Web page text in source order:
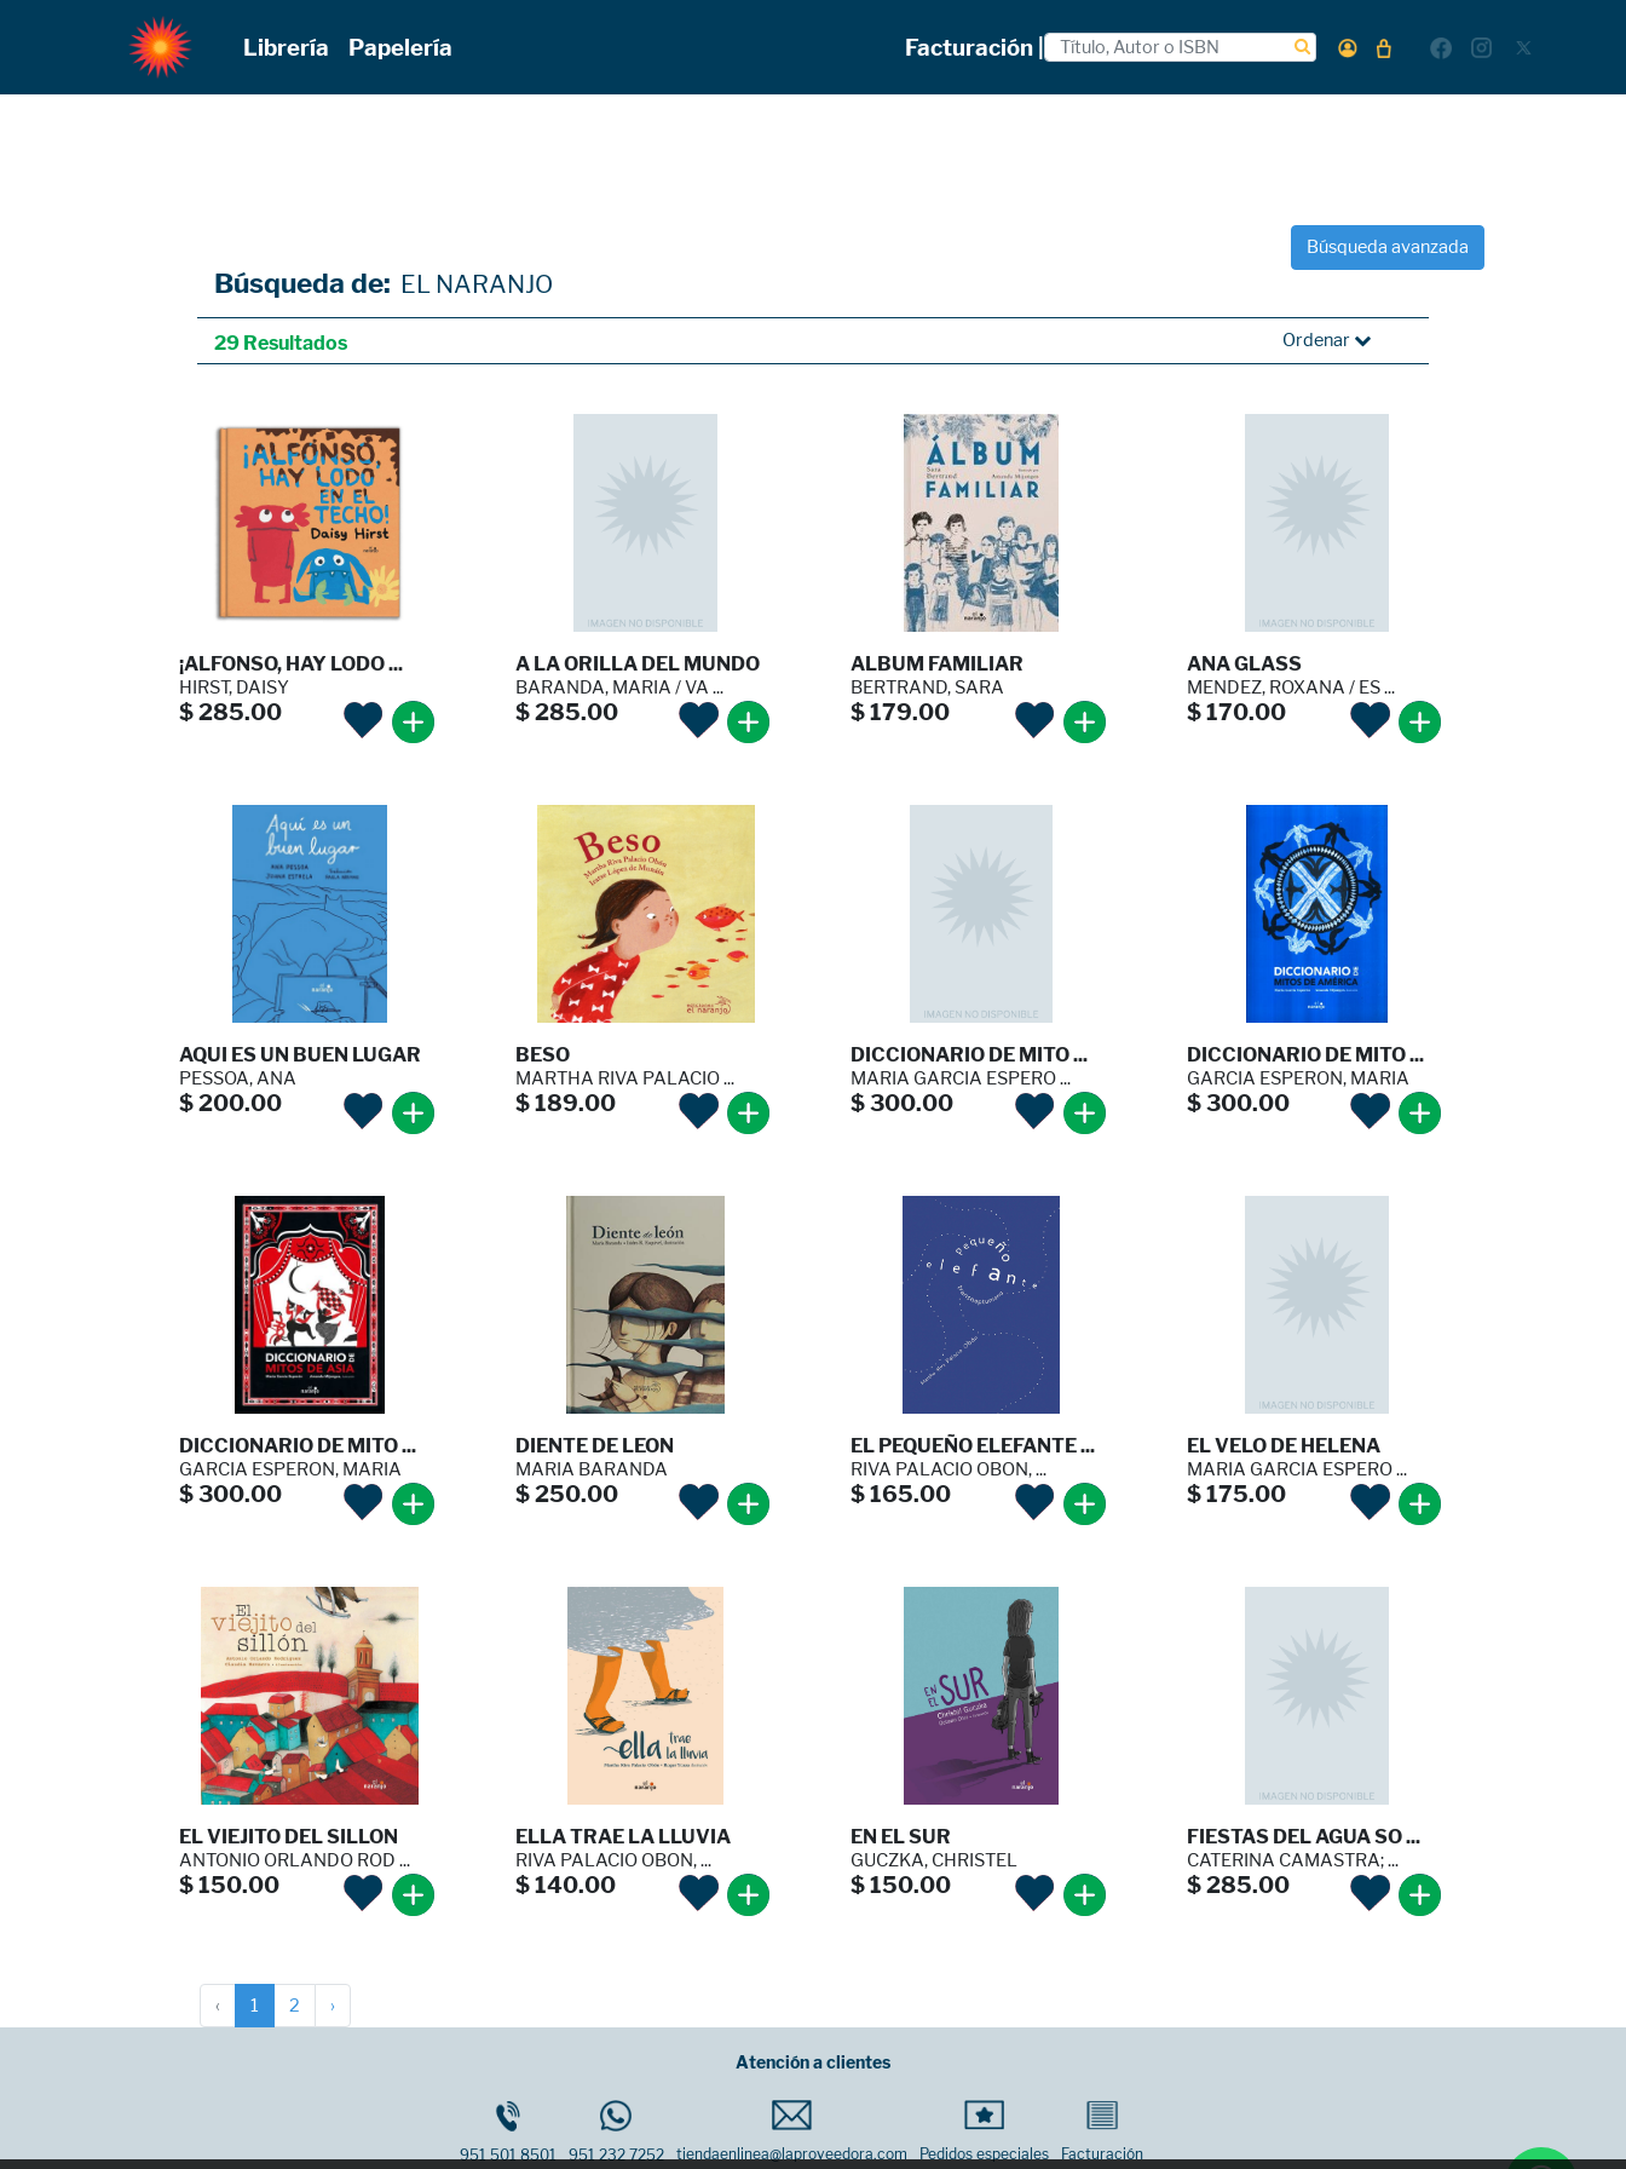
Librería Papelería Facturación |
Búsqueda de: EL NARANJO
29 Resultados
Búsqueda avanzada
Ordenar
¡ALFONSO, HAY LODO ...
HIRST, DAISY
$ 285.00
A LA ORILLA DEL MUNDO
BARANDA, MARIA / VA ...
$ 285.00
ALBUM FAMILIAR
BERTRAND, SARA
$ 179.00
ANA GLASS
MENDEZ, ROXANA / ES ...
$ 170.00
AQUI ES UN BUEN LUGAR
PESSOA, ANA
$ 200.00
BESO
MARTHA RIVA PALACIO ...
$ 189.00
DICCIONARIO DE MITO ...
MARIA GARCIA ESPERO ...
$ 300.00
DICCIONARIO DE MITO ...
GARCIA ESPERON, MARIA
$ 300.00
DICCIONARIO DE MITO ...
GARCIA ESPERON, MARIA
$ 300.00
DIENTE DE LEON
MARIA BARANDA
$ 250.00
EL PEQUEÑO ELEFANTE ...
RIVA PALACIO OBON, ...
$ 165.00
EL VELO DE HELENA
MARIA GARCIA ESPERO ...
$ 175.00
EL VIEJITO DEL SILLON
ANTONIO ORLANDO ROD ...
$ 150.00
ELLA TRAE LA LLUVIA
RIVA PALACIO OBON, ...
$ 140.00
EN EL SUR
GUCZKA, CHRISTEL
$ 150.00
FIESTAS DEL AGUA SO ...
CATERINA CAMASTRA; ...
$ 285.00
‹ 1 2 ›
Atención a clientes
951 501 8501 951 232 7252 tiendaenlinea@laproveedora.com Pedidos especiales Facturación